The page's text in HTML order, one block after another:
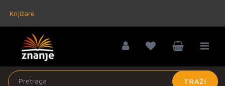
Knjižare
TRAŽI